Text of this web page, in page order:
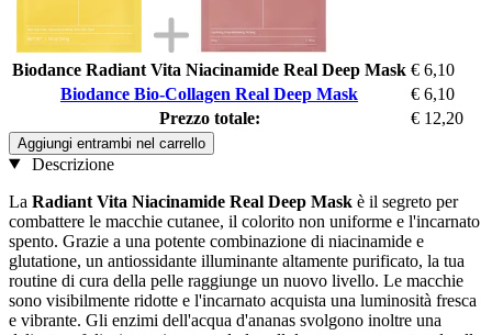
Biodance Radiant Vita Niacinamide Real Deep Mask € 6,10
Biodance Bio-Collagen Real Deep Mask
€ 6,10
Prezzo totale:
€ 12,20
Aggiungi entrambi nel carrello
Descrizione
La Radiant Vita Niacinamide Real Deep Mask è il segreto per
combattere le macchie cutanee, il colorito non uniforme e l'incarnato
spento. Grazie a una potente combinazione di niacinamide e
glutatione, un antiossidante illuminante altamente purificato, la tua
routine di cura della pelle raggiunge un nuovo livello. Le macchie
sono visibilmente ridotte e l'incarnato acquista una luminosità fresca
e vibrante. Gli enzimi dell'acqua d'ananas svolgono inoltre una